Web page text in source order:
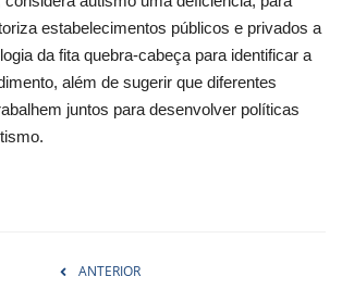
estabelecimentos públicos e privados a
da fita quebra-cabeça para identificar a
além de sugerir que diferentes
juntos para desenvolver políticas
ANTERIOR